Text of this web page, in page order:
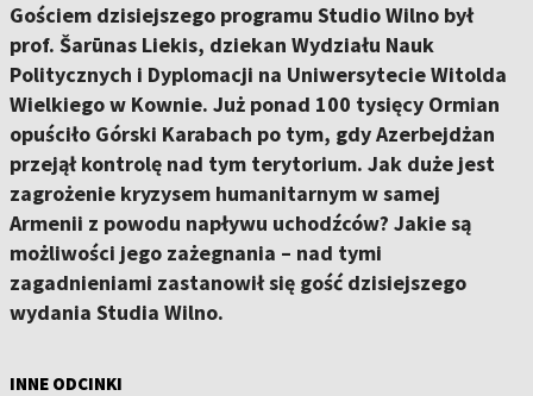
Gościem dzisiejszego programu Studio Wilno był
prof. Šarūnas Liekis, dziekan Wydziału Nauk
Politycznych i Dyplomacji na Uniwersytecie Witolda
Wielkiego w Kownie. Już ponad 100 tysięcy Ormian
opuściło Górski Karabach po tym, gdy Azerbejdżan
przejął kontrolę nad tym terytorium. Jak duże jest
zagrożenie kryzysem humanitarnym w samej
Armenii z powodu napływu uchodźców? Jakie są
możliwości jego zażegnania – nad tymi
zagadnieniami zastanowił się gość dzisiejszego
wydania Studia Wilno.
INNE ODCINKI